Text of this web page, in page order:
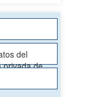
del
privada de